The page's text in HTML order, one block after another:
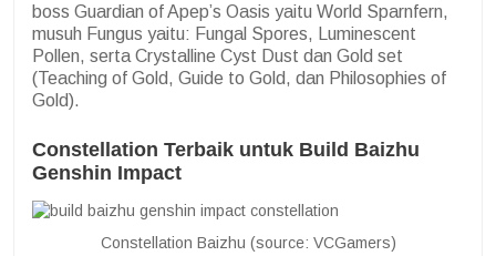
boss Guardian of Apep’s Oasis yaitu World Sparnfern,
musuh Fungus yaitu: Fungal Spores, Luminescent
Pollen, serta Crystalline Cyst Dust dan Gold set
(Teaching of Gold, Guide to Gold, dan Philosophies of
Gold).
Constellation Terbaik untuk Build Baizhu
Genshin Impact
Constellation Baizhu (source: VCGamers)